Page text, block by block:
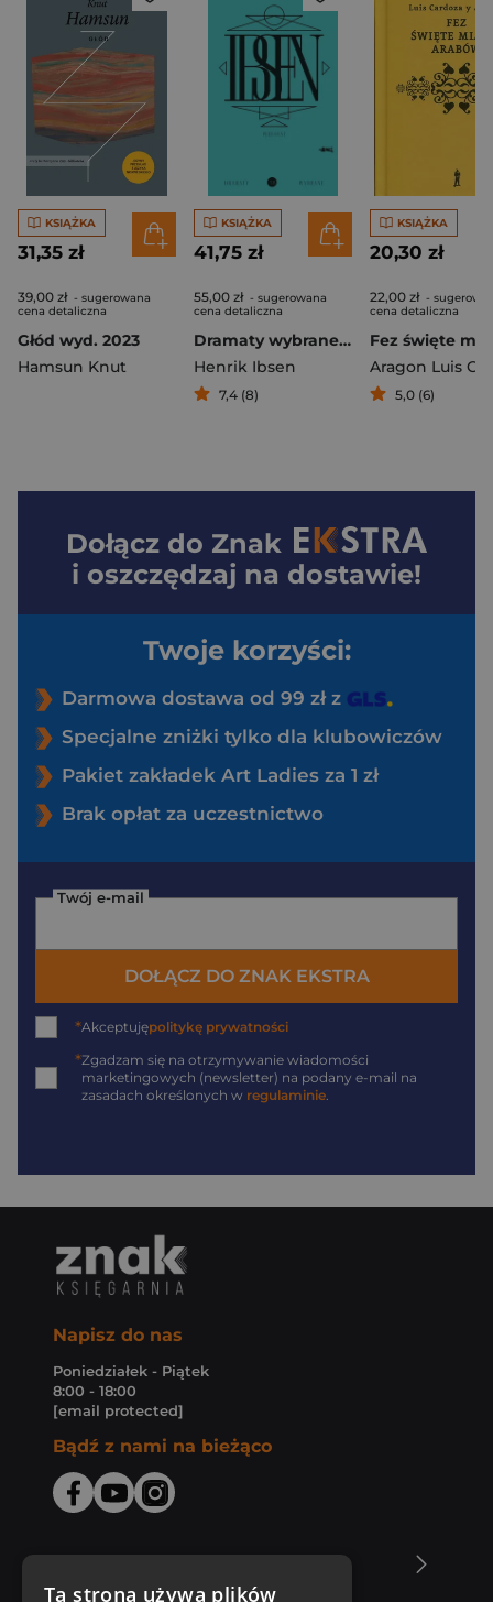
KSIĄŻKA
31,35 zł
39,00 zł - sugerowana
cena detaliczna
Głód wyd. 2023
Hamsun Knut
KSIĄŻKA
41,75 zł
55,00 zł - sugerowana
cena detaliczna
Dramaty wybrane. Tom 3
Henrik Ibsen
7,4 (8)
KSIĄŻKA
20,30 zł
22,00 zł -
cena detaliczna
5,0 (6)
Dołącz do Znak
i oszczędzaj na dostawie!
Twoje korzyści:
Darmowa dostawa od 99 zł z
Specjalne zniżki tylko dla klubowiczów
Pakiet zakładek Art Ladies za 1 zł
Brak opłat za uczestnictwo
Twój e-mail
DOŁĄCZ DO ZNAK EKSTRA
*Akceptujępolitykę prywatności
*Zgadzam się na otrzymywanie wiadomości
marketingowych (newsletter) na podany e-mail na
zasadach określonych w regulaminie.
Napisz do nas
Poniedziałek - Piątek
8:00 - 18:00
[email protected]
Bądź z nami na bieżąco
Ta strona używa plików